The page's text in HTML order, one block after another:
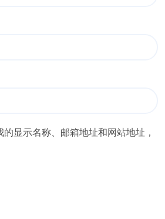
显示名称、邮箱地址和网站地址，